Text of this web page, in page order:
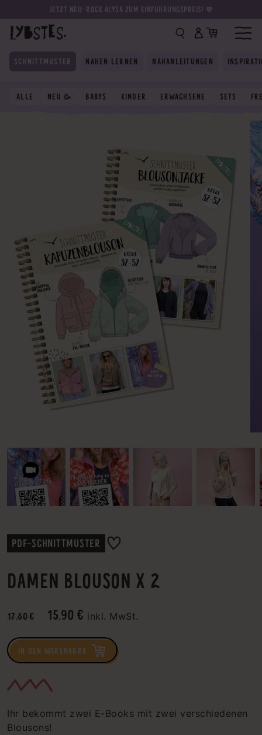
JETZT NEU: ROCK ALYSA ZUM EINFÜHRUNGSPREIS! 💛
SCHNITTMUSTER
ALLE NEU 🥳 BABYS KINDER ERWACHSENE SETS
NÄHEN LERNEN NÄHANLEITUNGEN
PDF-SCHNITTMUSTER
DAMEN BLOUSON X 2
17,80 € 15,90 € inkl. MwSt.
IN DEN WARENKORB
Ihr bekommt zwei E-Books mit zwei verschiedenen
Blousons!